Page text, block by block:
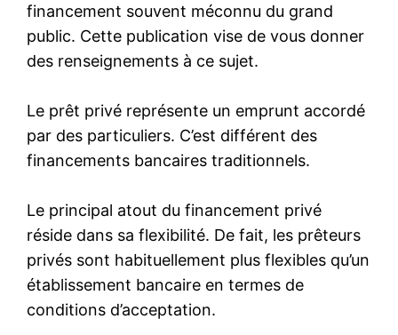
financement souvent méconnu du grand
public. Cette publication vise de vous donner
des renseignements à ce sujet.
Le prêt privé représente un emprunt accordé
par des particuliers. C’est différent des
financements bancaires traditionnels.
Le principal atout du financement privé
réside dans sa flexibilité. De fait, les prêteurs
privés sont habituellement plus flexibles qu’un
établissement bancaire en termes de
conditions d’acceptation.